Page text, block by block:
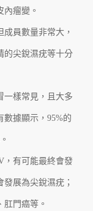
瘤變。
員數量非常大，
的尖銳濕疣等十分
一樣常見，且大多
數據顯示，95%的
，有可能最終會發
展為尖銳濕疣；
門癌等。